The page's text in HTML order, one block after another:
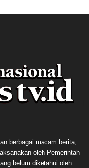
berbagai macam berita,
oleh Pemerintah
belum diketahui oleh